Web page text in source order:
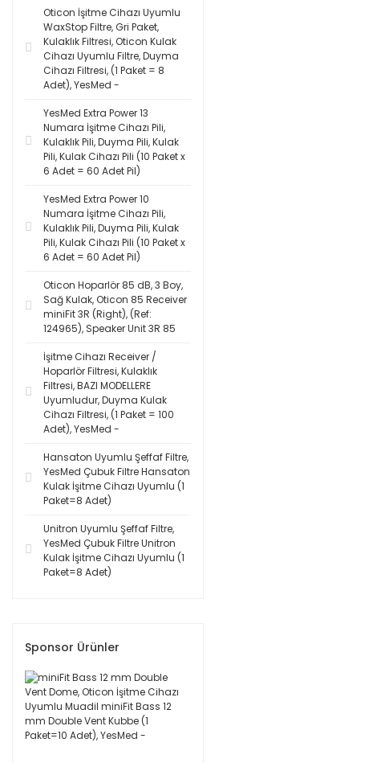
Oticon İşitme Cihazı Uyumlu
WaxStop Filtre, Gri Paket,
Kulaklık Filtresi, Oticon Kulak
Cihazı Uyumlu Filtre, Duyma
Cihazı Filtresi, (1 Paket = 8
Adet), YesMed -
YesMed Extra Power 13
Numara İşitme Cihazı Pili,
Kulaklık Pili, Duyma Pili, Kulak
Pili, Kulak Cihazı Pili (10 Paket x
6 Adet = 60 Adet Pil)
YesMed Extra Power 10
Numara İşitme Cihazı Pili,
Kulaklık Pili, Duyma Pili, Kulak
Pili, Kulak Cihazı Pili (10 Paket x
6 Adet = 60 Adet Pil)
Oticon Hoparlör 85 dB, 3 Boy,
Sağ Kulak, Oticon 85 Receiver
miniFit 3R (Right), (Ref:
124965), Speaker Unit 3R 85
İşitme Cihazı Receiver /
Hoparlör Filtresi, Kulaklık
Filtresi, BAZI MODELLERE
Uyumludur, Duyma Kulak
Cihazı Filtresi, (1 Paket = 100
Adet), YesMed -
Hansaton Uyumlu Şeffaf Filtre,
YesMed Çubuk Filtre Hansaton
Kulak İşitme Cihazı Uyumlu (1
Paket=8 Adet)
Unitron Uyumlu Şeffaf Filtre,
YesMed Çubuk Filtre Unitron
Kulak İşitme Cihazı Uyumlu (1
Paket=8 Adet)
Sponsor Ürünler